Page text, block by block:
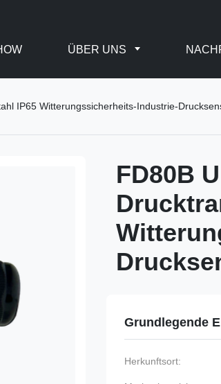
ÜBER UNS
IP65 Witterungssicherheits-Industrie-
FD80B
Grundlegende
Herkunftsort: